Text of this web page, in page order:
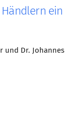
Händlern ein
und Dr. Johannes